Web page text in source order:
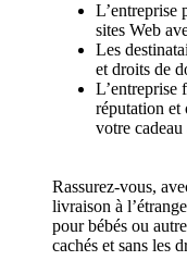
L’entreprise
sites Web
Les
et droits de
L’entreprise
réputation et
votre
Rassurez-vous,
livraison à
pour bébés ou
cachés et sans les